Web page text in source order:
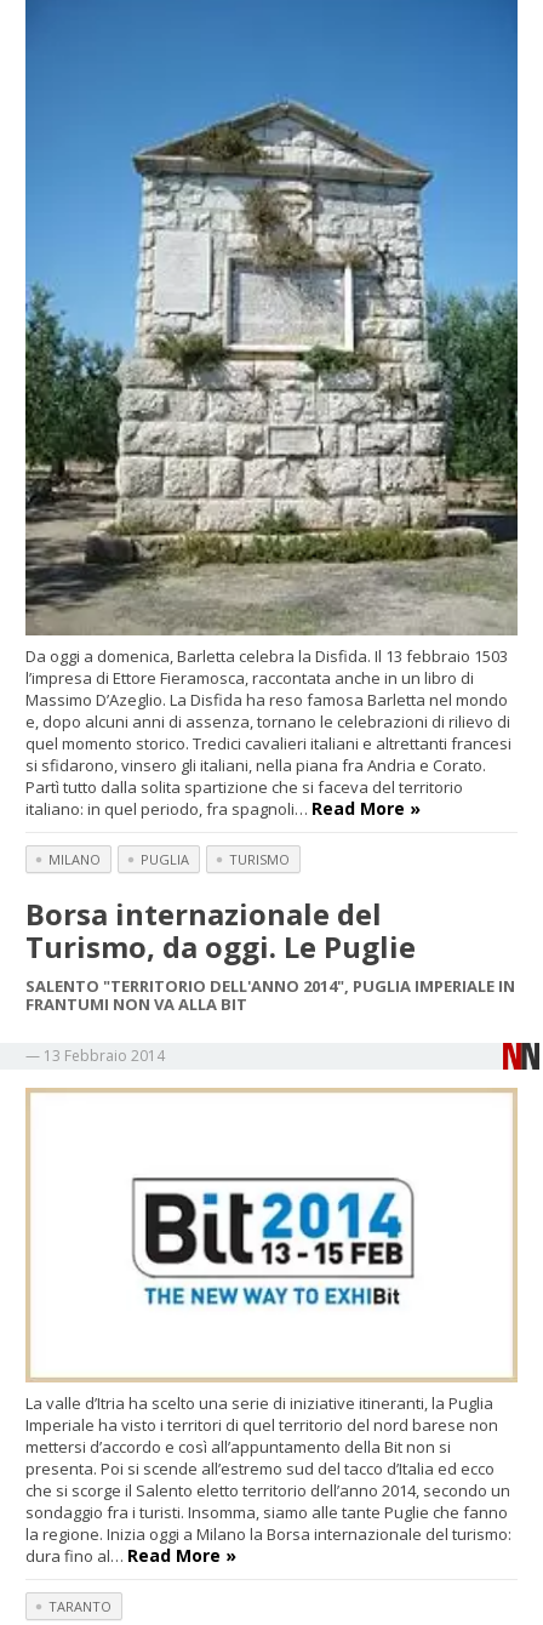
Da oggi a domenica, Barletta celebra la Disfida. Il 13 febbraio 1503
l’impresa di Ettore Fieramosca, raccontata anche in un libro di
Massimo D’Azeglio. La Disfida ha reso famosa Barletta nel mondo
e, dopo alcuni anni di assenza, tornano le celebrazioni di rilievo di
quel momento storico. Tredici cavalieri italiani e altrettanti francesi
si sfidarono, vinsero gli italiani, nella piana fra Andria e Corato.
Partì tutto dalla solita spartizione che si faceva del territorio
italiano: in quel periodo, fra spagnoli… Read More »
MILANO PUGLIA TURISMO
Borsa internazionale del
Turismo, da oggi. Le Puglie
SALENTO "TERRITORIO DELL'ANNO 2014", PUGLIA IMPERIALE IN
FRANTUMI NON VA ALLA BIT
— 13 Febbraio 2014
La valle d’Itria ha scelto una serie di iniziative itineranti, la Puglia
Imperiale ha visto i territori di quel territorio del nord barese non
mettersi d’accordo e così all’appuntamento della Bit non si
presenta. Poi si scende all’estremo sud del tacco d’Italia ed ecco
che si scorge il Salento eletto territorio dell’anno 2014, secondo un
sondaggio fra i turisti. Insomma, siamo alle tante Puglie che fanno
la regione. Inizia oggi a Milano la Borsa internazionale del turismo:
dura fino al… Read More »
TARANTO